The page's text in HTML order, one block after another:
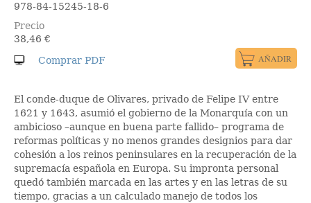
978-84-15245-18-6
Precio
38,46 €
El conde-duque de Olivares, privado de Felipe IV entre
1621 y 1643, asumió el gobierno de la Monarquía con un
ambicioso –aunque en buena parte fallido– programa de
reformas políticas y no menos grandes designios para dar
cohesión a los reinos peninsulares en la recuperación de la
supremacía española en Europa. Su impronta personal
quedó también marcada en las artes y en las letras de su
tiempo, gracias a un calculado manejo de todos los